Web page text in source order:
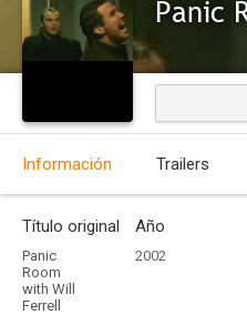
Información Trailers
Título original
Panic
Room
with Will
Ferrell
Año
2002